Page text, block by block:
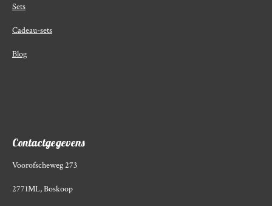
Sets
Cadeau-sets
Blog
Contactgegevens
Voorofscheweg 273
2771ML, Boskoop